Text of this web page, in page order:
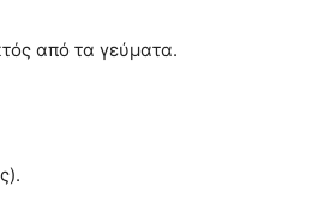
από τα γεύματα.